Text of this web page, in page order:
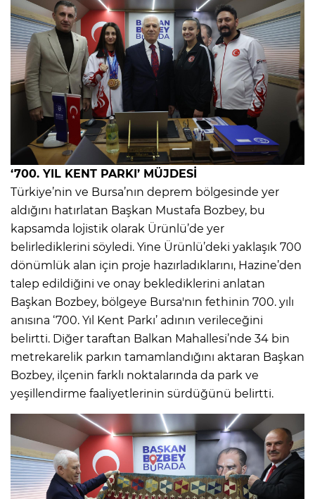
‘700. YIL KENT PARKI’ MÜJDESİ
Türkiye’nin ve Bursa’nın deprem bölgesinde yer
aldığını hatırlatan Başkan Mustafa Bozbey, bu
kapsamda lojistik olarak Ürünlü’de yer
belirlediklerini söyledi. Yine Ürünlü’deki yaklaşık 700
dönümlük alan için proje hazırladıklarını, Hazine’den
talep edildiğini ve onay beklediklerini anlatan
Başkan Bozbey, bölgeye Bursa'nın fethinin 700. yılı
anısına ‘700. Yıl Kent Parkı’ adının verileceğini
belirtti. Diğer taraftan Balkan Mahallesi’nde 34 bin
metrekarelik parkın tamamlandığını aktaran Başkan
Bozbey, ilçenin farklı noktalarında da park ve
yeşillendirme faaliyetlerinin sürdüğünü belirtti.